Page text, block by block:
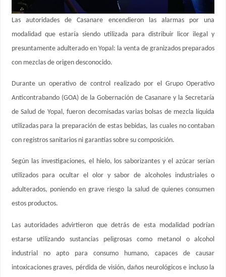
Las autoridades de Casanare encendieron las alarmas por una
modalidad que estaría siendo utilizada para distribuir licor ilegal y
presuntamente adulterado en Yopal: la venta de granizados preparados
con mezclas de origen desconocido.
Durante un operativo de control realizado por el Grupo Operativo
Anticontrabando (GOA) de la Gobernación de Casanare y la Secretaría
de Salud de Yopal, fueron decomisadas varias bolsas de mezcla líquida
utilizadas para la preparación de estas bebidas, las cuales no contaban
con registros sanitarios ni garantías sobre su composición.
Según las investigaciones, el hielo, los saborizantes y el azúcar serían
utilizados para ocultar el olor y sabor de alcoholes industriales o
adulterados, poniendo en grave riesgo la salud de quienes consumen
estos productos.
Las autoridades advirtieron que detrás de esta modalidad podrían
estarse utilizando sustancias peligrosas como metanol o alcohol
industrial no apto para consumo humano, capaces de causar
intoxicaciones graves, pérdida de visión, daños neurológicos e incluso la